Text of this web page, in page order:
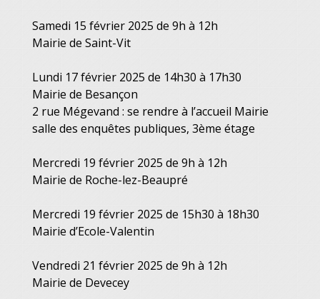
Samedi 15 février 2025 de 9h à 12h
Mairie de Saint-Vit
Lundi 17 février 2025 de 14h30 à 17h30
Mairie de Besançon
2 rue Mégevand : se rendre à l’accueil Mairie
salle des enquêtes publiques, 3ème étage
Mercredi 19 février 2025 de 9h à 12h
Mairie de Roche-lez-Beaupré
Mercredi 19 février 2025 de 15h30 à 18h30
Mairie d’Ecole-Valentin
Vendredi 21 février 2025 de 9h à 12h
Mairie de Devecey